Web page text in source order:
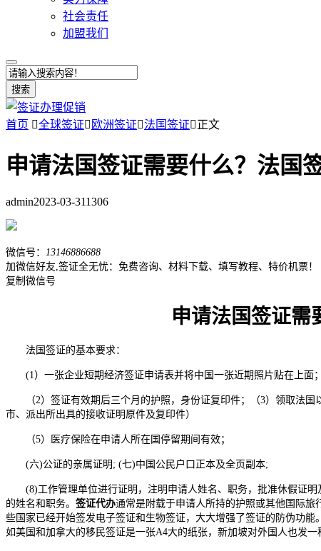
社会责任
加盟我们
搜索
首页 全球签证 欧洲签证法国签证正文
申请法国签证需要什么？法国
admin2023-03-311306
微信号：
13146886688
加微信好友,签证全无忧：免费咨询、材料下载、填写教程、特价机票！
复制微信号
申请法国签证需
法国签证的基本要求：
(1）一张企业短期经济签证申请表并将中国一张近期照片贴在上面；
（2）签证有效期后三个月的护照，身份证复印件；（3）领取法
市、派出所出具的接收证明原件及复印件）
（5）医疗保险在申请人所在国停留期间有效；
(六)公证的亲属证明; (七)中国公民户口正本及全页副本;
(8)工作管理单位进行证明，注明申请人姓名、职务，批准休假证
的姓名和职务。 签证代办通常是附载于申请人所持的护照或其他国际
些国家已经开始签发电子签证和生物签证，大大增强了签证的防伪功能。
如美国和加拿大的移民签证是一张A4大的纸张，新加坡对外国人也发